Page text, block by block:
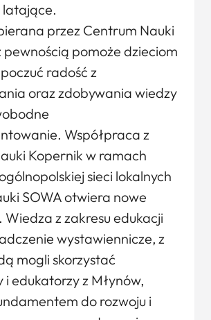
przez Centrum Nauki
pewnością pomoże dzieciom
radość z
oraz zdobywania wiedzy
Współpraca z
Kopernik w ramach
sieci lokalnych
SOWA otwiera nowe
Wiedza z zakresu edukacji
wystawiennicze, z
mogli skorzystać
edukatorzy z Młynów,
do rozwoju i